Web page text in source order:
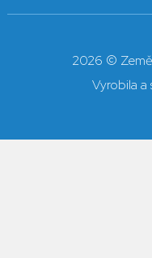
2026 ©
Vyrobila a